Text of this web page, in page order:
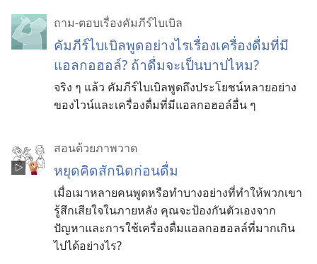
ถาม-ตอบเรื่องคัมภีร์ไบเบิล
คัมภีร์ไบเบิลพูดอย่างไรเรื่องเครื่องดื่มที่มี
แอลกอฮอล์? ถ้าดื่มจะเป็นบาปไหม?
จริง ๆ แล้ว คัมภีร์ไบเบิลพูดถึงประโยชน์หลายอย่าง
ของไวน์และเครื่องดื่มที่มีแอลกอฮอล์อื่น ๆ
สอนด้วยภาพวาด
หยุดคิดสักนิดก่อนดื่ม
เมื่อเมาหลายคนพูดหรือทำบางอย่างที่ทำให้พวกเขา
รู้สึกเสียใจในภายหลัง คุณจะป้องกันตัวเองจาก
ปัญหาและการใช้เครื่องดื่มแอลกอฮอลล์ที่มากเกิน
ไปได้อย่างไร?